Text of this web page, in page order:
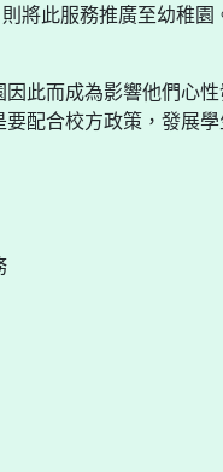
將此服務推廣至幼稚園
此而成為影響他們心
配合校方政策，發展